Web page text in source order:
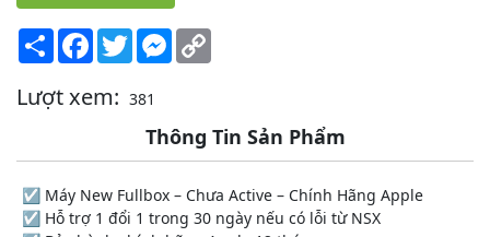
Share Facebook
TwitterMessenger
Lượt xem: 381
Thông Tin Sản Phẩm
☑️ Máy New Fullbox – Chưa Active – Chính Hãng Apple
☑️ Hỗ trợ 1 đổi 1 trong 30 ngày nếu có lỗi từ NSX